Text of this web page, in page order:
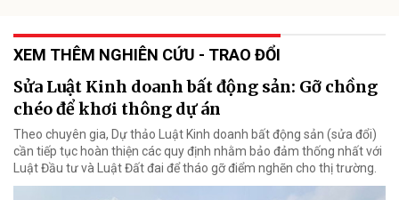
XEM THÊM NGHIÊN CỨU - TRAO ĐỔI
Sửa Luật Kinh doanh bất động sản: Gỡ chồng
chéo để khơi thông dự án
Theo chuyên gia, Dự thảo Luật Kinh doanh bất động sản (sửa đổi)
cần tiếp tục hoàn thiện các quy định nhằm bảo đảm thống nhất với
Luật Đầu tư và Luật Đất đai để tháo gỡ điểm nghẽn cho thị trường.